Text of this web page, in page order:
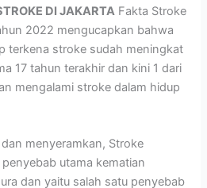
DI JAKARTA Fakta Stroke
2022 mengucapkan bahwa
terkena stroke sudah meningkat
17 tahun terakhir dan kini 1 dari
mengalami stroke dalam hidup
menyeramkan, Stroke
utama kematian
dan yaitu salah satu penyebab